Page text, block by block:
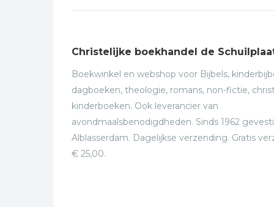
Christelijke boekhandel de
Boekwinkel en webshop voor Bijbels,
dagboeken, theologie, romans, non-fictie,
kinderboeken. Ook leverancier van
avondmaalsbenodigdheden. Sinds 1962
Alblasserdam. Dagelijkse verzending. Gratis
€ 25,00.